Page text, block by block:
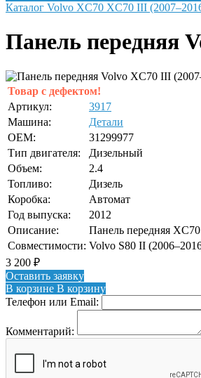
Каталог Volvo XC70 XC70 III
Панель передняя
Товар с дефектом!
Артикул:
3917
Машина:
Детали
OEM:
31299977
Тип двигателя:
Дизельный
Объем:
2.4
Топливо:
Дизель
Коробка:
Автомат
Год выпуска:
2012
Описание:
Панель передняя
Совместимости: Volvo S80 II
3 200 ₽
Оставить заявку
В корзине В корзину
Телефон или Email:
Комментарий: